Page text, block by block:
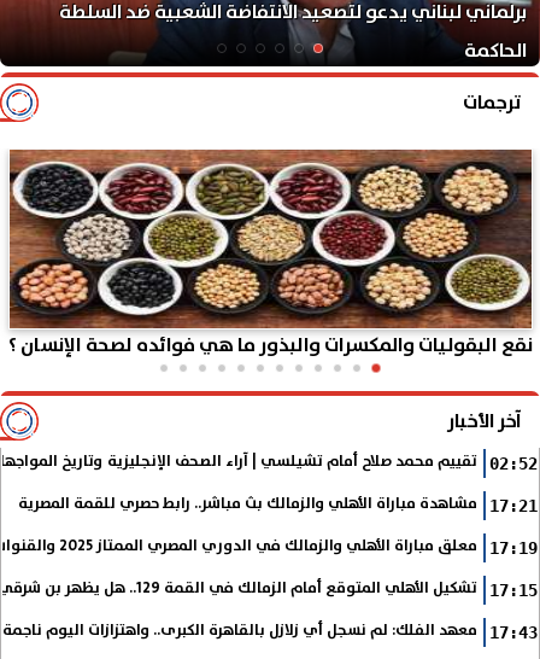
برلماني لبناني يدعو لتصعيد الانتفاضة الشعبية ضد السلطة
الحاكمة
ترجمات
نقع البقوليات والمكسرات والبذور ما هي فوائده لصحة الإنسان ؟
آخر الأخبار
02:52 تقييم محمد صلاح أمام تشيلسي | آراء الصحف الإنجليزية وتاريخ
17:21 مشاهدة مباراة الأهلي والزمالك بث مباشر.. رابط حصري للقمة المصرية
17:19 معلق مباراة الأهلي والزمالك في الدوري المصري الممتاز 2025 والقنوات الناقلة
17:15 تشكيل الأهلي المتوقع أمام الزمالك في القمة 129.. هل يظهر بن شرقي؟
17:43 معهد الفلك: لم نسجل أي زلازل بالقاهرة الكبرى.. واهتزازات اليوم